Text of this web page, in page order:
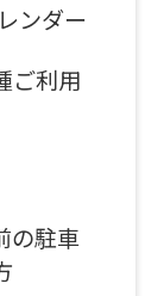
ンダー
ご利用
の駐車